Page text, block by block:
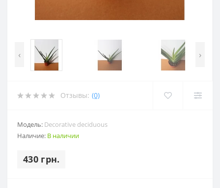
‹ ›
Отзывы: (0)
Модель: Decorative deciduous
Наличие: В наличии
430 грн.